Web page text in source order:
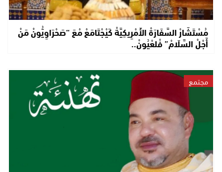
مُسْتَشَارْ السَّفَارَةْ الأَمْرِيكِيَّةْ كَيْجْتَامَعْ مْعَ “صَحْرَاوِيُّونْ مَنْ
أَجْلْ السَّلَامْ” فْلعْيُونْ..
مجتمع